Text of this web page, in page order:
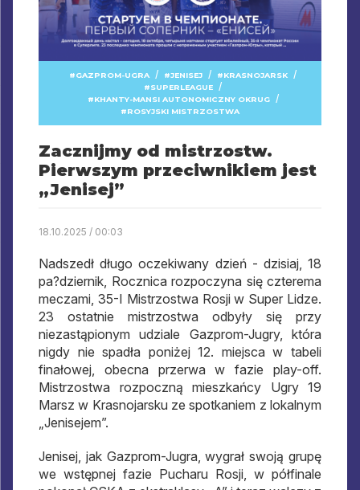
GAZPROM-UGRA / JENISEJ / KRASNOJARSK /
SUPERLEAGUE /
KHANTY-MANSI AUTONOMICZNY OKRUG /
ROSYJSKI MISTRZOSTWA
Zacznijmy od mistrzostw.
Pierwszym przeciwnikiem jest
„Jenisej”
18.10.2025 / 00:03
Nadszedł długo oczekiwany dzień - dzisiaj, 18
pa?dziernik, Rocznica rozpoczyna się czterema
meczami, 35-I Mistrzostwa Rosji w Super Lidze.
23 ostatnie mistrzostwa odbyły się przy
niezastąpionym udziale Gazprom-Jugry, która
nigdy nie spadła poniżej 12. miejsca w tabeli
finałowej, obecna przerwa w fazie play-off.
Mistrzostwa rozpoczną mieszkańcy Ugry 19
Marsz w Krasnojarsku ze spotkaniem z lokalnym
„Jenisejem”.
Jenisej, jak Gazprom-Jugra, wygrał swoją grupę
we wstępnej fazie Pucharu Rosji, w półfinale